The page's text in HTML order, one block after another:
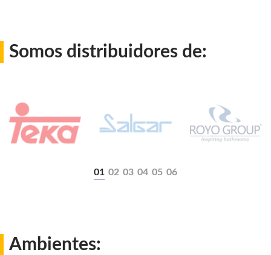
Somos distribuidores de:
Ambientes: